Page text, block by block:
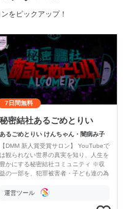
をピックアップ！
7日間無料
秘密結社あるごめとりい
あるごめとりい けんちゃん・闇病み子
【DMM 新人賞受賞サロン】 YouTubeで
は観られない世界の真実を知り、人生を
豊かにする秘密結社コミュニティ ※収
益の一部を、犯罪被害者・子ども達の為
す運営ツール